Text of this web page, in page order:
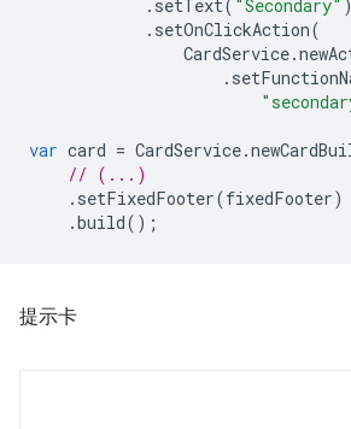
. setText( "Secondary" )
. setOnClickAction(
CardService.
.
var card = CardService.
// (...)
. setFixedFooter(fixedFooter)
.build();
提示卡